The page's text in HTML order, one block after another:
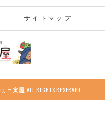
サイトマップ
寅屋 ALL RIGHTS RESERVED.